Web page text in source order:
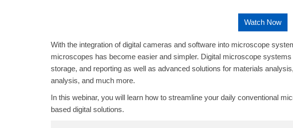
Watch Now
With the integration of digital cameras and software into microscope
microscopes has become easier and simpler. Digital microscope
storage, and reporting as well as advanced solutions for materials
analysis, and much more.
In this webinar, you will learn how to streamline your daily conventional
based digital solutions.